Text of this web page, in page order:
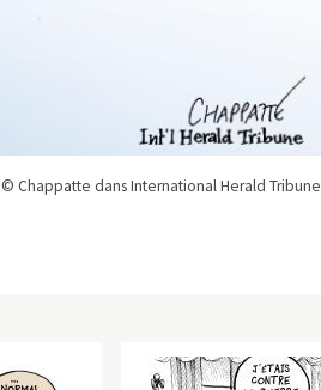
© Chappatte dans International Herald Tribune